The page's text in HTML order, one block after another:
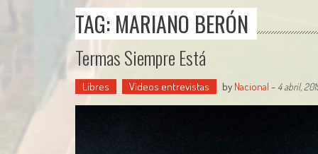
TAG: MARIANO BERÓN
Termas Siempre Está
Libres Videos entrevistas by Nacional - 4 abril,